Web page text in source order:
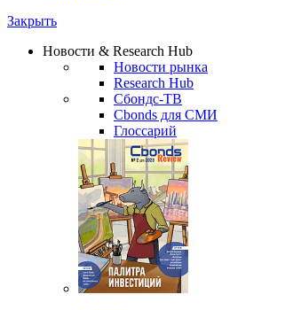
Закрыть
Новости & Research Hub
Новости рынка
Research Hub
Сбондс-ТВ
Cbonds для СМИ
Глоссарий